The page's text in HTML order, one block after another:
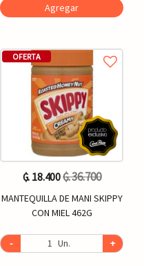
Agregar
OFERTA
₲. 18.400₲. 36.700
MANTEQUILLA DE MANI SKIPPY
CON MIEL 462G
- Un. +